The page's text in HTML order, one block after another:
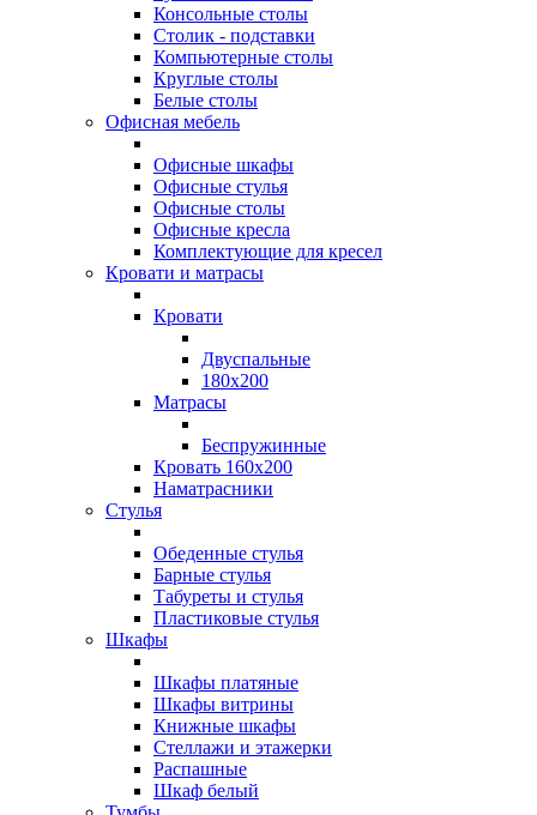
Консольные столы
Столик - подставки
Компьютерные столы
Круглые столы
Белые столы
Офисная мебель
Офисные шкафы
Офисные стулья
Офисные столы
Офисные кресла
Комплектующие для кресел
Кровати и матрасы
Кровати
Двуспальные
180х200
Матрасы
Беспружинные
Кровать 160х200
Наматрасники
Стулья
Обеденные стулья
Барные стулья
Табуреты и стулья
Пластиковые стулья
Шкафы
Шкафы платяные
Шкафы витрины
Книжные шкафы
Стеллажи и этажерки
Распашные
Шкаф белый